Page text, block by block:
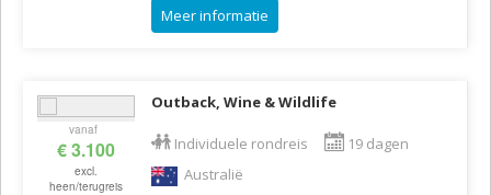
Meer informatie
vanaf
€ 3.100
excl.
heen/terugreis
Outback, Wine & Wildlife
Individuele rondreis
19 dagen
Australië